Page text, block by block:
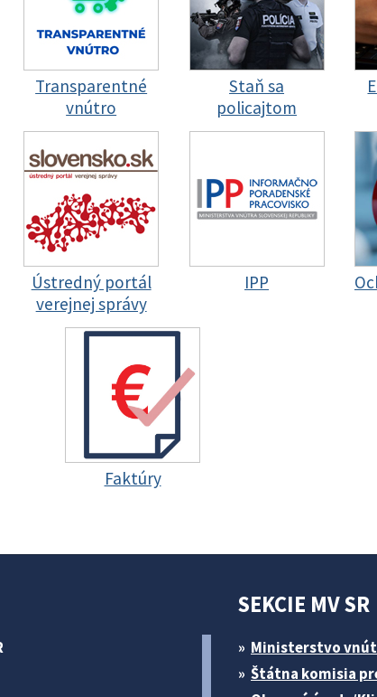
Transparentné
vnútro
Staň sa
policajtom
Ústredný portál
verejnej správy
IPP
Faktúry
SEKCIE MV SR
Ministerstvo
Štátna komisia